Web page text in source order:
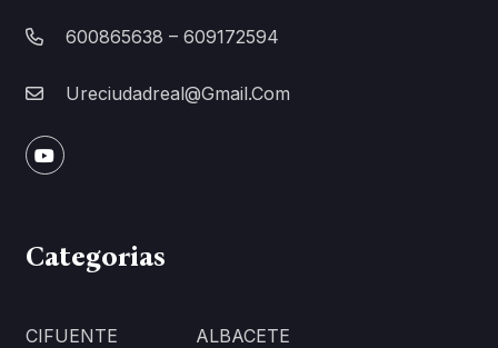
600865638 – 609172594
Ureciudadreal@gmail.com
Categorias
CIFUENTE ALBACETE